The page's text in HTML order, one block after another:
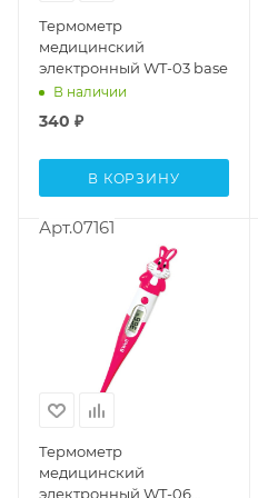
Термометр
медицинский
электронный WT-03 base
В наличии
340 ₽
В КОРЗИНУ
Арт.07161
Термометр
медицинский
электронный WT-06